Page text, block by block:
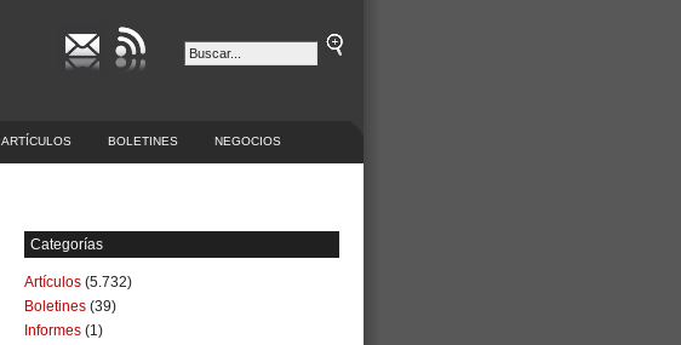
ARTÍCULOS BOLETINES NEGOCIOS
Categorías
Artículos (5.732)
Boletines (39)
Informes (1)